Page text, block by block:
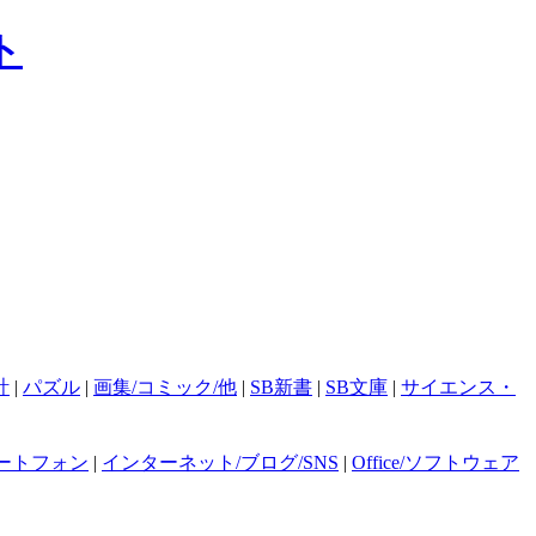
| パズル | 画集/コミック/他 | SB新書 | SB文庫 | サイエンス・
トフォン | インターネット/ブログ/SNS | Office/ソフトウェア